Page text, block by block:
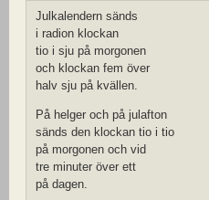
Julkalendern sänds
i radion klockan
tio i sju på morgonen
och klockan fem över
halv sju på kvällen.
På helger och på julafton
sänds den klockan tio i tio
på morgonen och vid
tre minuter över ett
på dagen.